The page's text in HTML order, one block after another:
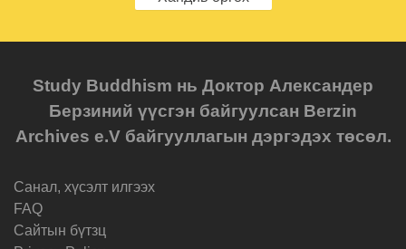
Study Buddhism нь Доктор Александер
Берзиний үүсгэн байгуулсан Berzin
Archives e.V байгууллагын дэргэдэх төсөл.
Санал, хүсэлт илгээх
FAQ
Cайтын бүтзц